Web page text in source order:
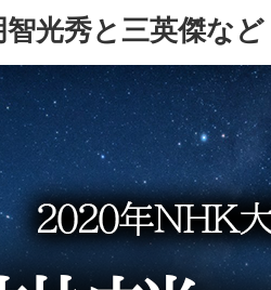
智光秀と三英傑など